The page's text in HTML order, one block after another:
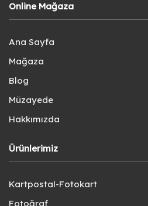
Online Mağaza
Ana Sayfa
Mağaza
Blog
Müzayede
Hakkımızda
Ürünlerimiz
Kartpostal-Fotokart
Fotoğraf